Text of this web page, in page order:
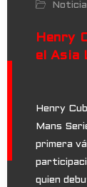
Henry
el Asia
Henry
Mans
primera
quien